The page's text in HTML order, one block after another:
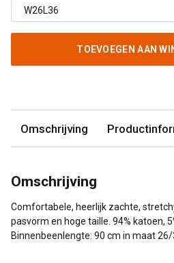
TOEVOEGEN AAN
Omschrijving
Omschrijving
Comfortabele, heerlijk zachte,
pasvorm en hoge taille. 94% katoen,
Binnenbeenlengte: 90 cm in maat 26/